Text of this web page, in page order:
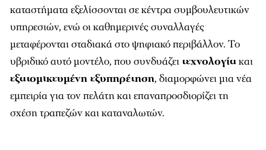
καταστήματα εξελίσσονται σε κέντρα συμβουλευτικών
υπηρεσιών, ενώ οι καθημερινές συναλλαγές
μεταφέρονται σταδιακά στο ψηφιακό περιβάλλον. Το
υβριδικό αυτό μοντέλο, που συνδυάζει τεχνολογίακαι
εξατομικευμένη εξυπηρέτηση, διαμορφώνει μια νέα
εμπειρία για τον πελάτη και επαναπροσδιορίζει τη
σχέση τραπεζών και καταναλωτών.